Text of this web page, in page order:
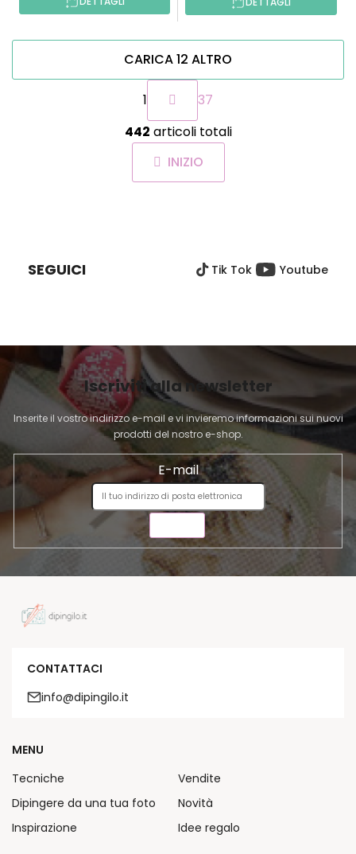
C
o
n
t
r
'
e
l
e
n
c
o
CARICA 12 ALTRO
P
g
i
n
a
z
1
37
442 articoli totali
INIZIO
G
N
A
SEGUICI Tik Tok Youtube
Iscriviti alla newsletter
Inserite il vostro indirizzo e-mail e vi invieremo informazioni sui nuovi
prodotti del nostro e-shop.
E-mail
CONTATTACI
info@dipingilo.it
MENU
Tecniche
Dipingere da una tua foto
Inspirazione
Vendite
Novità
Idee regalo